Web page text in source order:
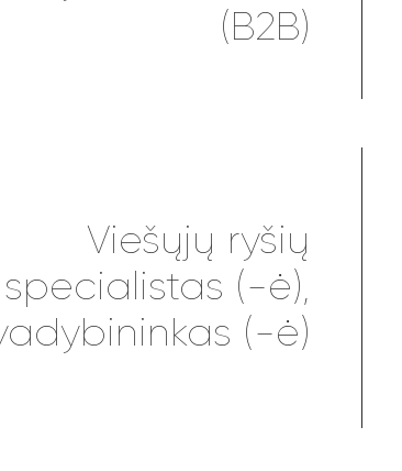
(B2B)
Viešųjų ryšių
specialistas (-ė),
(-ė)